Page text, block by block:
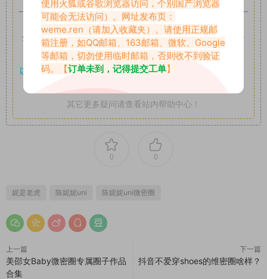
如果遇到付费才可获取的素材，建议升级
全站付费素材可提供补档服务“均有备份 ”，素材以主流网盘分
享。
以7z、7z分卷格式压缩，解压应下载对应的软件操作，
其它更多疑问请查看站内帮助中心！
0 0
妮是老虎 陈妮妮uni 陈妮妮uni微密圈
上一篇
美邵女Baby微密圈专属圈子作品
合集
下一篇
抖音不爱穿shoes的维密圈啥样？
使用火狐或谷歌浏览器访问，个别国产浏览器
可能会无法访问）。网址发布页：
weme.ren （请加入收藏夹）。请使用正规邮
箱注册，如QQ邮箱、163邮箱、微软、Google
等邮箱，切勿使用临时邮箱，否则收不到验证
码。【订单未到，记得提交工单】